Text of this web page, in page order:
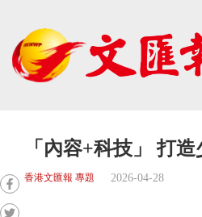
「內容+科技」 打
香港文匯報 專題 2026-04-28